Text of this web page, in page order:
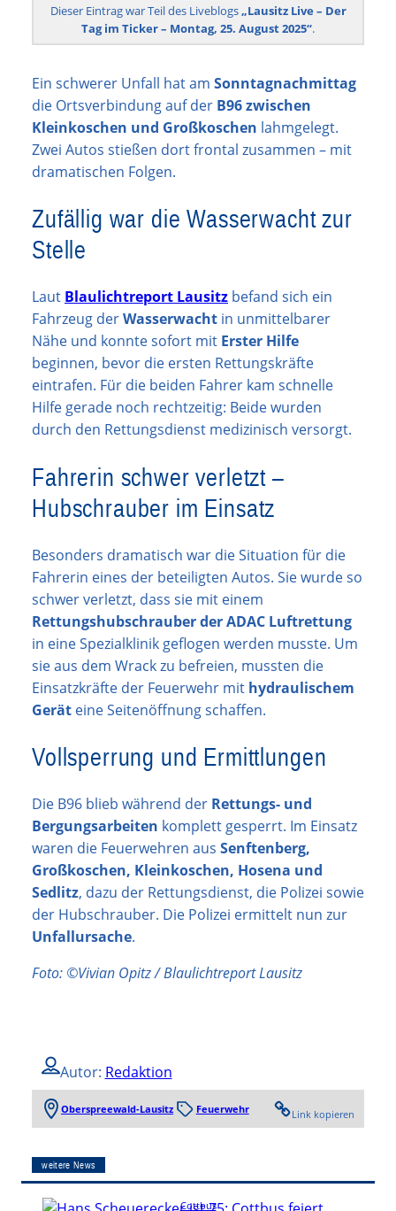
Dieser Eintrag war Teil des Liveblogs„Lausitz Live – Der
Tag im Ticker – Montag, 25. August 2025“.
Ein schwerer Unfall hat am Sonntagnachmittag
die Ortsverbindung auf der B96 zwischen
Kleinkoschen und Großkoschen lahmgelegt.
Zwei Autos stießen dort frontal zusammen – mit
dramatischen Folgen.
Zufällig war die Wasserwacht zur
Stelle
Laut Blaulichtreport Lausitz befand sich ein
Fahrzeug derWasserwacht in unmittelbarer
Nähe und konnte sofort mit Erster Hilfe
beginnen, bevor die ersten Rettungskräfte
eintrafen. Für die beiden Fahrer kam schnelle
Hilfe gerade noch rechtzeitig: Beide wurden
durch den Rettungsdienst medizinisch versorgt.
Fahrerin schwer verletzt –
Hubschrauber im Einsatz
Besonders dramatisch war die Situation für die
Fahrerin eines der beteiligten Autos. Sie wurde so
schwer verletzt, dass sie mit einem
Rettungshubschrauber der ADAC Luftrettung
in eine Spezialklinik geflogen werden musste. Um
sie aus dem Wrack zu befreien, mussten die
Einsatzkräfte der Feuerwehr mit hydraulischem
Gerät eine Seitenöffnung schaffen.
Vollsperrung und Ermittlungen
Die B96 blieb während der Rettungs- und
Bergungsarbeiten komplett gesperrt. Im Einsatz
waren die Feuerwehren aus Senftenberg,
Großkoschen, Kleinkoschen, Hosena und
Sedlitz, dazu der Rettungsdienst, die Polizei sowie
der Hubschrauber. Die Polizei ermittelt nun zur
Unfallursache.
Foto: ©Vivian Opitz / Blaulichtreport Lausitz
Autor: Redaktion
Oberspreewald-Lausitz Feuerwehr Link kopieren
weitere News
Cottbus